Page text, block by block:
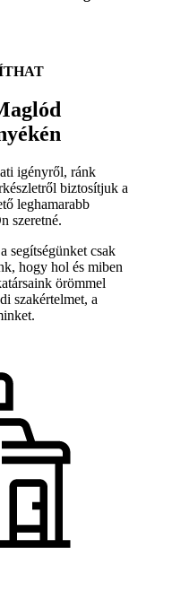
igényről, ránk
biztosítjuk a
leghamarabb
szeretné.
segítségünket csak
hogy hol és miben
örömmel
szakértelmet, a